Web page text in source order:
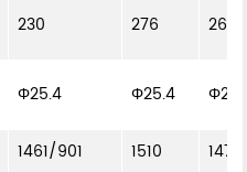
230 276 260
Φ25.4 Φ25.4
1461/901 1510